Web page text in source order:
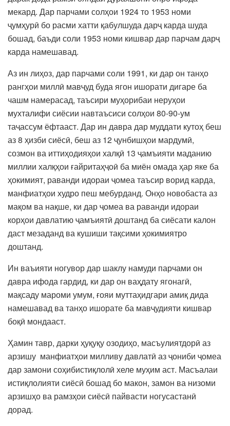
мекард. Дар парчами солҳои 1924 то 1953 номи
ҷумҳурӣ бо расми хатти қабулшуда дарҷ карда шуда
бошад, баъди соли 1953 номи кишвар дар парчам дарҷ
карда намешавад.
Аз ин лиҳоз, дар парчами соли 1991, ки дар он танҳо
рангҳои миллӣ мавҷуд буда ягон ишорати дигаре ба
чашм намерасад, таъсири муҳорибаи неруҳои
мухталифи сиёсии навтаъсиси солҳои 80-90-ум
таҷассум ёфтааст. Дар ин давра дар муддати кутоҳ беш
аз 8 ҳизби сиёсӣ, беш аз 12 ҷунбишҳои мардумӣ,
созмон ва иттиҳодияҳои халқӣ 13 ҷамъияти маданию
миллии халқҳои ғайритаҳҷоӣ ба миён омада ҳар яке ба
ҳокимият, раванди идораи ҷомеа таъсир ворид карда,
манфиатҳои худро пеш мебурданд. Онҳо новобаста аз
мақом ва нақше, ки дар ҷомеа ва раванди идораи
корҳои давлатию ҷамъиятӣ доштанд ба сиёсати калон
даст мезаданд ва кушиши тақсими ҳокимиятро
доштанд.
Ин ваъияти ногувор дар шаклу намуди парчами он
давра ифода гардид, ки дар он ваҳдату ягонагӣ,
мақсаду мароми умум, ғояи муттаҳидгари амиқ дида
намешавад ва танҳо ишорате ба мавҷудияти кишвар
боқӣ мондааст.
Ҳамин тавр, дарки ҳуқуқу озодиҳо, масъулиятдорӣ аз
арзишу манфиатҳои милливу давлатӣ аз ҷониби ҷомеа
дар замони соҳибистиқлолӣ хеле муҳим аст. Масъалаи
истиқлолияти сиёсӣ бошад бо макон, замон ва низоми
арзишҳо ва рамзҳои сиёсӣ пайвасти ногусастанӣ
дорад.